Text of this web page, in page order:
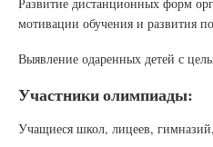
мотивации обучения и развития
Выявление одаренных детей с
Участники олимпиады:
Учащиеся школ, лицеев,